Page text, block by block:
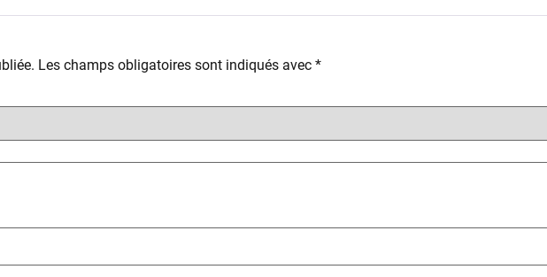
Les champs obligatoires sont indiqués avec *